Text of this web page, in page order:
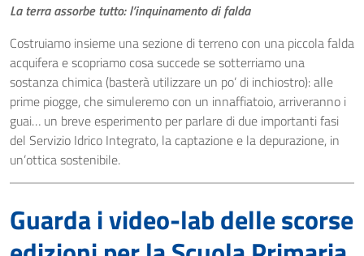
La terra assorbe tutto: l’inquinamento di falda
Costruiamo insieme una sezione di terreno con una piccola falda
acquifera e scopriamo cosa succede se sotterriamo una
sostanza chimica (basterà utilizzare un po’ di inchiostro): alle
prime piogge, che simuleremo con un innaffiatoio, arriveranno i
guai… un breve esperimento per parlare di due importanti fasi
del Servizio Idrico Integrato, la captazione e la depurazione, in
un’ottica sostenibile.
Guarda i video-lab delle scorse